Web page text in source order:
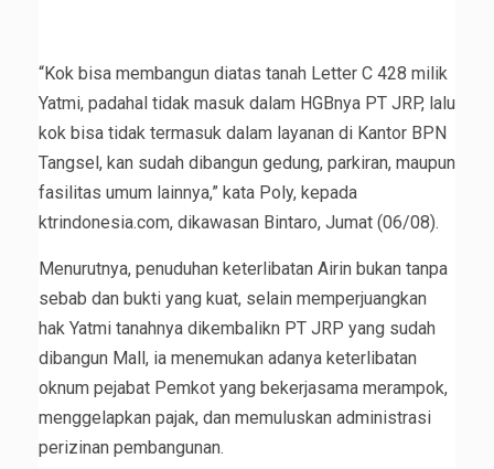
“Kok bisa membangun diatas tanah Letter C 428 milik
Yatmi, padahal tidak masuk dalam HGBnya PT JRP, lalu
kok bisa tidak termasuk dalam layanan di Kantor BPN
Tangsel, kan sudah dibangun gedung, parkiran, maupun
fasilitas umum lainnya,” kata Poly, kepada
ktrindonesia.com, dikawasan Bintaro, Jumat (06/08).
Menurutnya, penuduhan keterlibatan Airin bukan tanpa
sebab dan bukti yang kuat, selain memperjuangkan
hak Yatmi tanahnya dikembalikn PT JRP yang sudah
dibangun Mall, ia menemukan adanya keterlibatan
oknum pejabat Pemkot yang bekerjasama merampok,
menggelapkan pajak, dan memuluskan administrasi
perizinan pembangunan.